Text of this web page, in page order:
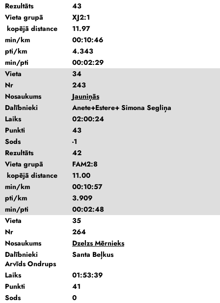
Rezultāts
43
Vieta grupā
XJ2:1
kopējā distance
11.97
min/km
00:10:46
pti/km
4.343
min/pti
00:02:29
Vieta
34
Nr
243
Nosaukums
Jauniņās
Dalībnieki
Anete+Estere+ Simona Segliņa
Laiks
02:00:24
Punkti
43
Sods
-1
Rezultāts
42
Vieta grupā
FAM2:8
kopējā distance
11.00
min/km
00:10:57
pti/km
3.909
min/pti
00:02:48
Vieta
35
Nr
264
Nosaukums
Dzelzs Mērnieks
Dalībnieki
Santa Beļkus
Arvīds Ondrups
Laiks
01:53:39
Punkti
41
Sods
0